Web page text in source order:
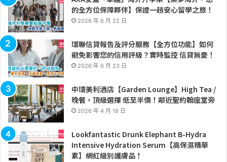
的全方位保障夥伴】保證一趟安心留學之旅！
2026 年 6 月 22 日
環聯信貸報告及評分服務【全方位功能】如何
避免影響您的信用評級？實時監控 信貸無憂！
2026 年 6 月 23 日
中環美利酒店【Garden Lounge】High Tea /
晚餐，頂級選擇 低至半價！鄰近聖約翰座堂旁
2026 年 4 月 18 日
Lookfantastic Drunk Elephant B-Hydra
Intensive Hydration Serum【高保濕精華
素】網紅級別護膚品！